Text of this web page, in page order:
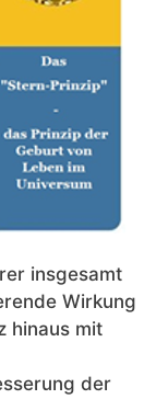
insgesamt
Wirkung
hinaus mit
der